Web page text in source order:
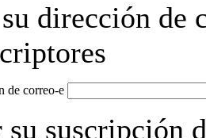
dirección de
de correo-e
su suscripción